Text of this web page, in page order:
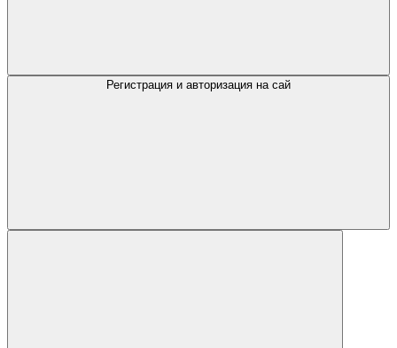
Регистрация и авторизация на сай